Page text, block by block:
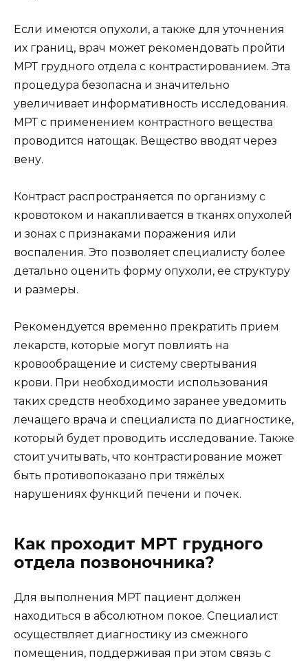
Если имеются опухоли, а также для уточнения
их границ, врач может рекомендовать пройти
МРТ грудного отдела с контрастированием. Эта
процедура безопасна и значительно
увеличивает информативность исследования.
МРТ с применением контрастного вещества
проводится натощак. Вещество вводят через
вену.
Контраст распространяется по организму с
кровотоком и накапливается в тканях опухолей
и зонах с признаками поражения или
воспаления. Это позволяет специалисту более
детально оценить форму опухоли, ее структуру
и размеры.
Рекомендуется временно прекратить прием
лекарств, которые могут повлиять на
кровообращение и систему свертывания
крови. При необходимости использования
таких средств необходимо заранее уведомить
лечащего врача и специалиста по диагностике,
который будет проводить исследование. Также
стоит учитывать, что контрастирование может
быть противопоказано при тяжёлых
нарушениях функций печени и почек.
Как проходит МРТ грудного
отдела позвоночника?
Для выполнения МРТ пациент должен
находиться в абсолютном покое. Специалист
осуществляет диагностику из смежного
помещения, поддерживая при этом связь с